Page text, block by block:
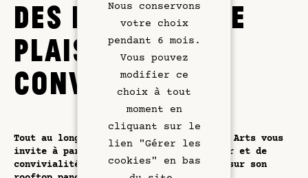
Offres exclusives
Rive Gauche
Galerie
DES MOMENTS DE
PLAISIR ET DE
CONVIVIALITÉ
Tout au long de l'été, l'Hôtel Dame des Arts vous
invite à partager des moments de plaisir et de
convivialité dans ses espaces verts et sur son
Nous conservons
votre choix
pendant 6 mois.
Vous pouvez
modifier ce
choix à tout
moment en
cliquant sur le
lien "Gérer les
cookies" en bas